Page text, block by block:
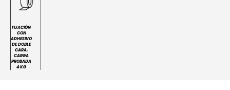
FIJACIÓN
CON
ADHESIVO
DE DOBLE
CARA,
CARGA
PROBADA
4 KG